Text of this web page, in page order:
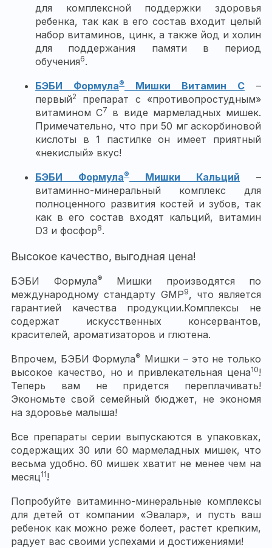
для комплексной поддержки здоровья
ребенка, так как в его состав входит целый
набор витаминов, цинк, а также йод и холин
для поддержания памяти в период
обучения6.
БЭБИ Формула® Мишки Витамин С –
первый2
препарат с «противопростудным»
витамином С7
в виде мармеладных мишек.
Примечательно, что при 50 мг аскорбиновой
кислоты в 1 пастилке он имеет приятный
«некислый» вкус!
БЭБИ Формула® Мишки Кальций –
витаминно-минеральный комплекс для
полноценного развития костей и зубов, так
как в его состав входят кальций, витамин
D3 и фосфор8.
Высокое качество, выгодная цена!
БЭБИ Формула®
Мишки производятся по
международному стандарту GMP9, что является
гарантией качества продукции.Комплексы не
содержат искусственных консервантов,
красителей, ароматизаторов и глютена.
Впрочем, БЭБИ Формула® Мишки – это не только
высокое качество, но и привлекательная цена10!
Теперь вам не придется переплачивать!
Экономьте свой семейный бюджет, не экономя
на здоровье малыша!
Все препараты серии выпускаются в упаковках,
содержащих 30 или 60 мармеладных мишек, что
весьма удобно. 60 мишек хватит не менее чем на
месяц11!
Попробуйте витаминно-минеральные комплексы
для детей от компании «Эвалар», и пусть ваш
ребенок как можно реже болеет, растет крепким,
радует вас своими успехами и достижениями!